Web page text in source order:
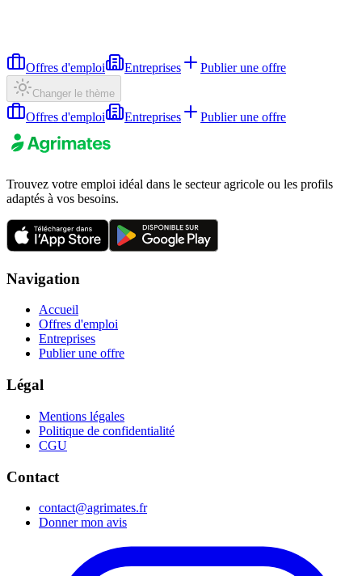
Offres d'emploi Entreprises Publier une offre
Changer le thème
Offres d'emploi Entreprises Publier une offre
Trouvez votre emploi idéal dans le secteur agricole ou les profils
adaptés à vos besoins.
Navigation
Accueil
Offres d'emploi
Entreprises
Publier une offre
Légal
Mentions légales
Politique de confidentialité
CGU
Contact
contact@agrimates.fr
Donner mon avis